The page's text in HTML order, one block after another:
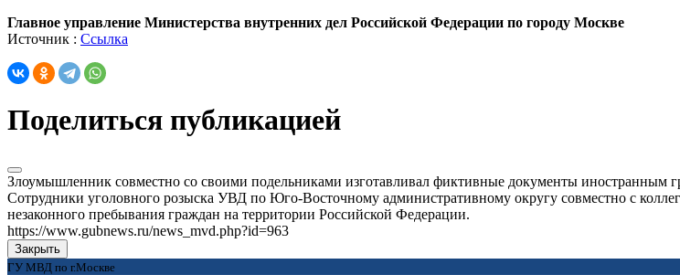
Главное управление Министерства внутренних дел Российской Федерации по городу Москве
Источник : Ссылка
Поделиться публикацией
Злоумышленник совместно со своими подельниками изготавливал фиктивные документы иностранным
Сотрудники уголовного розыска УВД по Юго-Восточному административному округу совместно с
незаконного пребывания граждан на территории Российской Федерации.
https://www.gubnews.ru/news_mvd.php?id=963
Закрыть
ГУ МВД по г.Москве